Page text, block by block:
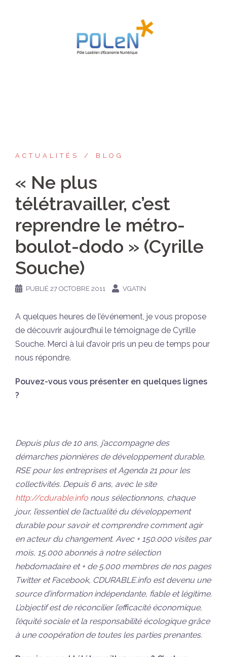
ACTUALITÉS BLOG
« Ne plus
télétravailler, c’est
reprendre le métro-
boulot-dodo » (Cyrille
Souche)
PUBLIÉ 27 OCTOBRE 2011 VGATIN
A quelques heures de l’événement, je vous propose
de découvrir aujourd’hui le témoignage de Cyrille
Souche. Merci à lui d’avoir pris un peu de temps pour
nous répondre.
Pouvez-vous vous présenter en quelques lignes
?
Depuis plus de 10 ans, j’accompagne des
démarches pionnières de développement durable,
RSE pour les entreprises et Agenda 21 pour les
collectivités. Depuis 6 ans, avec le site
http://cdurable.info nous sélectionnons, chaque
jour, l’essentiel de l’actualité du développement
durable pour savoir et comprendre comment agir
en acteur du changement. Avec + 150.000 visites par
mois, 15.000 abonnés à notre sélection
hebdomadaire et + de 5.000 membres de nos pages
Twitter et Facebook, CDURABLE.info est devenu une
source d’information indépendante, fiable et légitime.
L’objectif est de réconcilier l’efficacité économique,
l’équité sociale et la responsabilité écologique grâce
à une coopération de toutes les parties prenantes.